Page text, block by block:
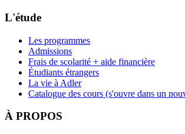
L'étude
Les programmes
Admissions
Frais de scolarité + aide financière
Étudiants étrangers
La vie à Adler
Catalogue des cours (s'ouvre dans un
À PROPOS